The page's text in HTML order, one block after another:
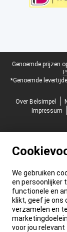
Juridische
Genoemde prijzen
*Genoemde
Over Belsimpel
Impressum
We gebruiken
en persoonlijker
functionele en
klikt, geef je
verzamelen en
voor jou